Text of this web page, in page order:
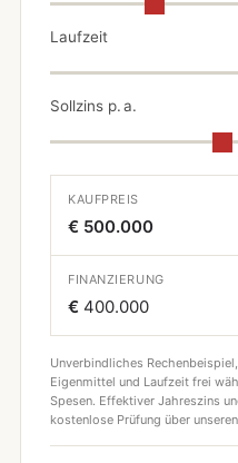
Laufzeit
Sollzins p. a.
KAUFPREIS
€ 500.000
FINANZIERUNG
€ 400.000
Unverbindliches
Eigenmittel und Laufzeit frei
Spesen. Effektiver Jahreszins
kostenlose Prüfung über